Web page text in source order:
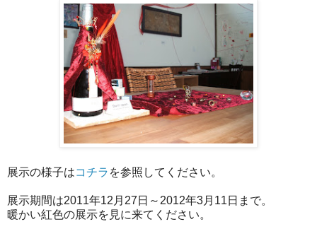
展示の様子はコチラ を参照してください。
展示期間は2011年12月27日～2012年3月11日まで。
暖かい紅色の展示を見に来てください。